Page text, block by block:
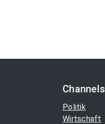
Channels
Politik
Wirtschaft